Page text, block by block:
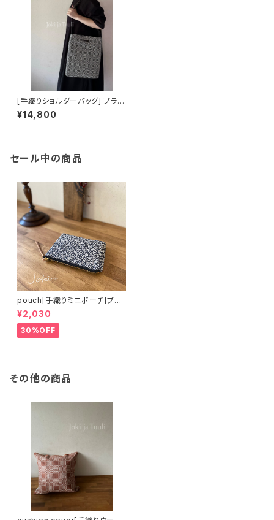
[手織りショルダーバッグ] ブラッ
ク×ヴィンテージブラック
¥14,800
セール中の商品
pouch[手織りミニポーチ]ブラ
ック
¥2,030
30%OFF
その他の商品